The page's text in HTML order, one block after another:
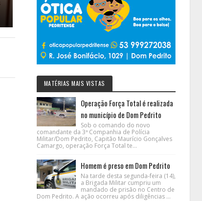
MATÉRIAS MAIS VISTAS
Operação Força Total é realizada
no município de Dom Pedrito
Sob o comando do novo
comandante da 3ª Companhia de Polícia
Militar/Dom Pedrito, Capitão Maurício Gonçalves
Camargo, operação Força Total te...
Homem é preso em Dom Pedrito
Na tarde desta segunda-feira (14),
a Brigada Militar cumpriu um
mandado de prisão no Centro de
Dom Pedrito. A ação ocorreu após diligências ...